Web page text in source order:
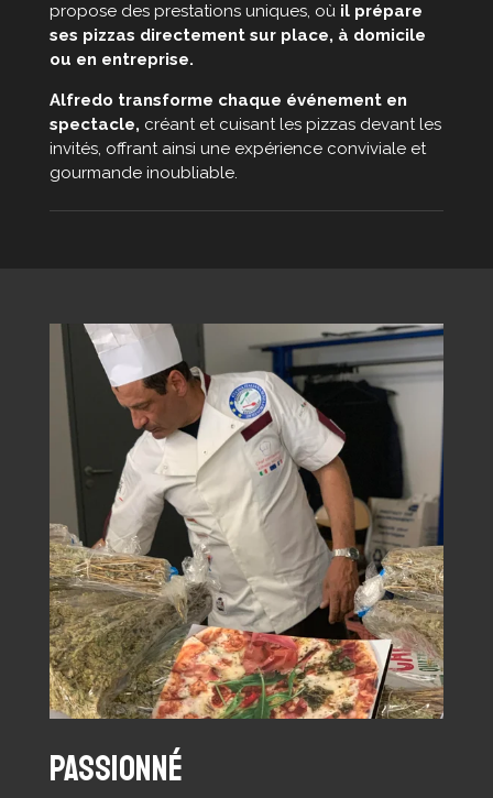
propose des prestations uniques, où il prépare
ses pizzas directement sur place, à domicile
ou en entreprise.
Alfredo transforme chaque événement en
spectacle, créant et cuisant les pizzas devant les
invités, offrant ainsi une expérience conviviale et
gourmande inoubliable.
passionné